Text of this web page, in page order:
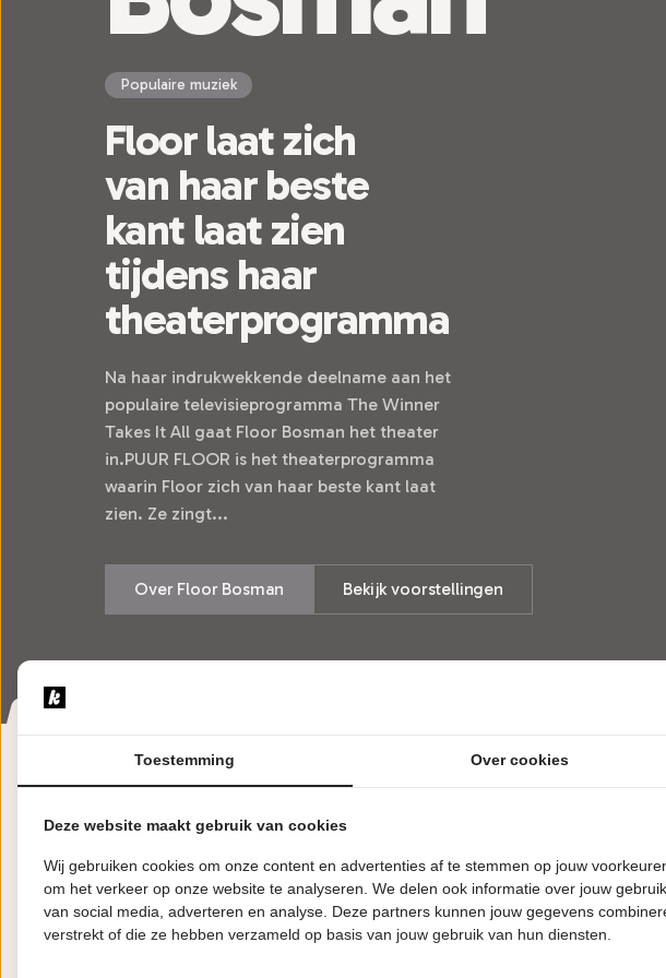
Populaire muziek
Floor laat zich
van haar beste
kant laat zien
tijdens haar
theaterprogramma
Na haar indrukwekkende deelname aan het
populaire televisieprogramma The Winner
Takes It All gaat Floor Bosman het theater
in.PUUR FLOOR is het theaterprogramma
waarin Floor zich van haar beste kant laat
zien. Ze zingt...
Over Floor Bosman Bekijk voorstellingen
Over Floor Bosman
Na haar indrukwekkende deelname aan het
Floor Bosman het theater in.
Toestemming Over cookies
Deze website maakt gebruik van cookies
Wij gebruiken cookies om onze content en advertenties af te stemmen op jouw
om het verkeer op onze website te analyseren. We delen ook informatie over jouw
van social media, adverteren en analyse. Deze partners kunnen jouw gegevens
verstrekt of die ze hebben verzameld op basis van jouw gebruik van hun diensten.